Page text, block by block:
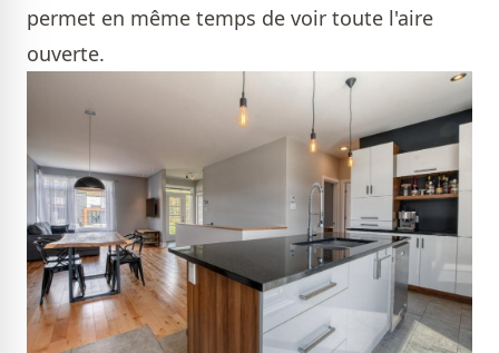
permet en même temps de voir toute l'aire
ouverte.